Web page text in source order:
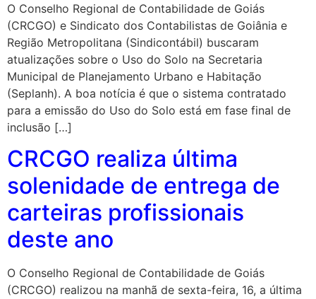
O Conselho Regional de Contabilidade de Goiás
(CRCGO) e Sindicato dos Contabilistas de Goiânia e
Região Metropolitana (Sindicontábil) buscaram
atualizações sobre o Uso do Solo na Secretaria
Municipal de Planejamento Urbano e Habitação
(Seplanh). A boa notícia é que o sistema contratado
para a emissão do Uso do Solo está em fase final de
inclusão […]
CRCGO realiza última
solenidade de entrega de
carteiras profissionais
deste ano
O Conselho Regional de Contabilidade de Goiás
(CRCGO) realizou na manhã de sexta-feira, 16, a última